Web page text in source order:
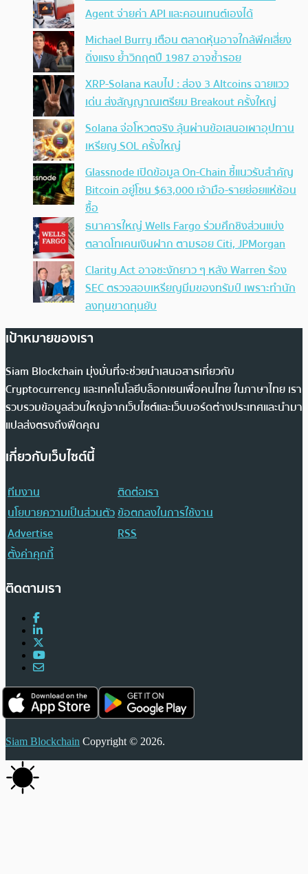
Agent จ่ายค่า API และคอนเทนต์เองได้
Michael Burry เตือน ตลาดหุ้นอาจใกล้พีคเสี่ยง
ดิ่งแรง ย้ำวิกฤตปี 1987 อาจซ้ำรอย
XRP-Solana หลบไป : ส่อง 3 Altcoins ฉายแวว
เด่น ส่งสัญญาณเตรียม Breakout ครั้งใหญ่
Solana จ่อโหวตจริง ลุ้นผ่านข้อเสนอเผาอุปทาน
เหรียญ SOL ครั้งใหญ่
Glassnode เปิดข้อมูล On-Chain ชี้แนวรับสำคัญ
Bitcoin อยู่โซน $63,000 เจ้ามือ-รายย่อยแห่ช้อน
ซื้อ
ธนาคารใหญ่ Wells Fargo ร่วมศึกชิงส่วนแบ่ง
ตลาดโทเคนเงินฝาก ตามรอย Citi, JPMorgan
Clarity Act อาจชะงักยาว ๆ หลัง Warren ร้อง
SEC ตรวจสอบเหรียญมีมของทรัมป์ เพราะทำนัก
ลงทุนขาดทุนยับ
เป้าหมายของเรา
Siam Blockchain มุ่งมั่นที่จะช่วยนำเสนอสารเกี่ยวกับ
Cryptocurrency และเทคโนโลยีบล็อกเชนเพื่อคนไทย ในภาษาไทย เรา
รวบรวมข้อมูลส่วนใหญ่จากเว็บไซต์และเว็บบอร์ดต่างประเทศและนำมา
แปลส่งตรงถึงฟีดคุณ
เกี่ยวกับเว็บไซต์นี้
ทีมงาน
ติดต่อเรา
นโยบายความเป็นส่วนตัวข้อตกลงในการใช้งาน
Advertise
RSS
ตั้งค่าคุกกี้
ติดตามเรา
Siam Blockchain Copyright © 2026.